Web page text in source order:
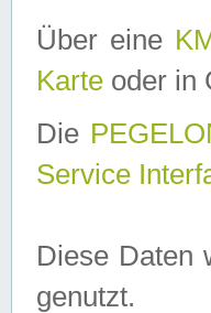
Über eine
Karte oder in
Die
Service
Diese Daten
genutzt.